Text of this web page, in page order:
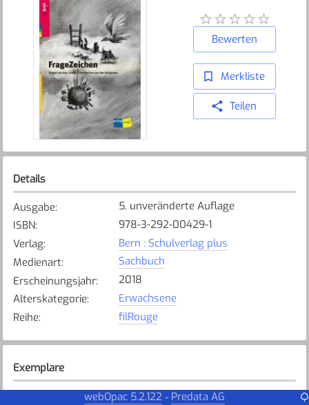
Bewerten
Merkliste
Teilen
Details
Ausgabe:
5. unveränderte Auflage
ISBN:
978-3-292-00429-1
Verlag:
Bern : Schulverlag plus
Medienart:
Sachbuch
Erscheinungsjahr:
2018
Alterskategorie:
Erwachsene
Reihe: filRouge
Exemplare
Karte anzeigenwebOpac 5.2.122 - Predata AG